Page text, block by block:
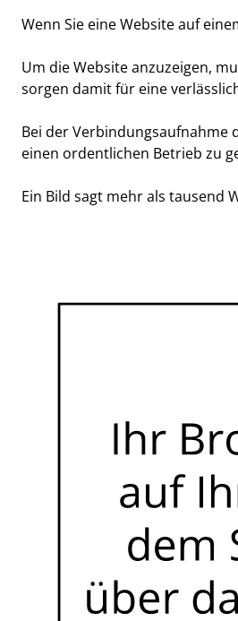
Wenn Sie eine Website auf
Um die Website anzuzeigen,
sorgen damit für eine
Bei der Verbindungsaufnahme
einen ordentlichen Betrieb zu
Ein Bild sagt mehr als tausend